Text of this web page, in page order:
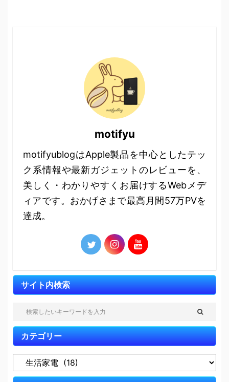
motifyu
motifyublogはApple製品を中心としたテッ
ク系情報や最新ガジェットのレビューを、
美しく・わかりやすくお届けするWebメデ
ィアです。おかげさまで最高月間57万PVを
達成。
サイト内検索
カテゴリー